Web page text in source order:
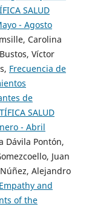
SALUD
- Agosto
Carolina
Víctor
Frecuencia de
de
SALUD
- Abril
Dávila Pontón,
Juan
Alejandro
Empathy and
of the